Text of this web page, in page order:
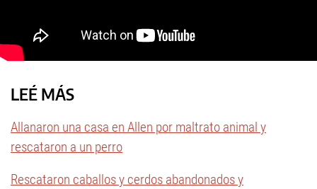
LEÉ MÁS
Allanaron una casa en Allen por maltrato animal y
rescataron a un perro
Rescataron caballos y cerdos abandonados y